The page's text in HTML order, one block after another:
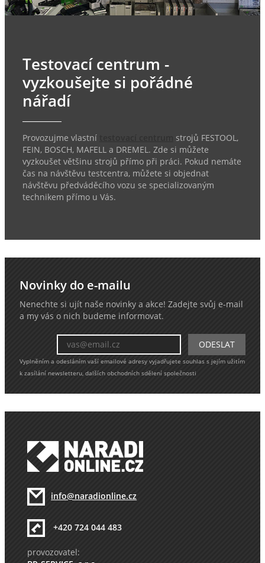
Testovací centrum -
vyzkoušejte si pořádné
nářadí
Provozujme vlastní
strojů FESTOOL,
FEIN, BOSCH, MAFELL a DREMEL. Zde si můžete
vyzkoušet většinu strojů přímo při práci. Pokud nemáte
čas na návštěvu testcentra, můžete si objednat
návštěvu předváděcího vozu se specializovaným
technikem přímo u Vás.
Novinky do e-mailu
Nenechte si ujít naše novinky a akce! Zadejte svůj e-mail
a my vás o nich budeme informovat.
Vyplněním a odesláním vaší emailové adresy vyjadřujete souhlas s jejím užitím
k zasílání newsletteru, dalších obchodních sdělení společnosti
info@naradionline.cz
+420 724 044 483
provozovatel: